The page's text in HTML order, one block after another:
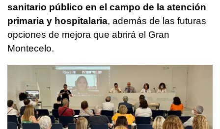
sanitario público en el campo de la atención
primaria y hospitalaria, además de las futuras
opciones de mejora que abrirá el Gran
Montecelo.